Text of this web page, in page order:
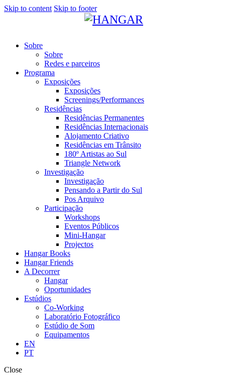
Skip to content Skip to footer
Sobre
Sobre
Redes e parceiros
Programa
Exposições
Exposições
Screenings/Performances
Residências
Residências Permanentes
Residências Internacionais
Alojamento Criativo
Residências em Trânsito
180º Artistas ao Sul
Triangle Network
Investigação
Investigação
Pensando a Partir do Sul
Pos Arquivo
Participação
Workshops
Eventos Públicos
Mini-Hangar
Projectos
Hangar Books
Hangar Friends
A Decorrer
Hangar
Oportunidades
Estúdios
Co-Working
Laboratório Fotográfico
Estúdio de Som
Equipamentos
EN
PT
Close